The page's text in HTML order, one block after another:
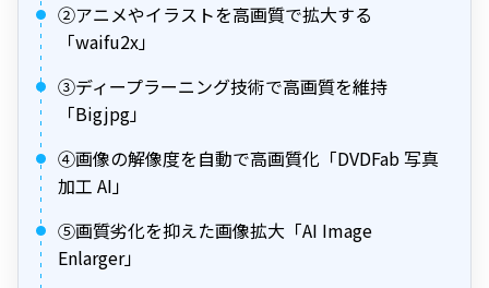
②アニメやイラストを高画質で拡大する
「waifu2x」
③ディープラーニング技術で高画質を維持
「Bigjpg」
④画像の解像度を自動で高画質化「DVDFab 写真
加工 AI」
⑤画質劣化を抑えた画像拡大「AI Image
Enlarger」